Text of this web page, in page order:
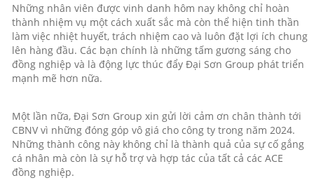
Những nhân viên được vinh danh hôm nay không chỉ hoàn
thành nhiệm vụ một cách xuất sắc mà còn thể hiện tinh thần
làm việc nhiệt huyết, trách nhiệm cao và luôn đặt lợi ích chung
lên hàng đầu. Các bạn chính là những tấm gương sáng cho
đồng nghiệp và là động lực thúc đẩy Đại Sơn Group phát triển
mạnh mẽ hơn nữa.
Một lần nữa, Đại Sơn Group xin gửi lời cảm ơn chân thành tới
CBNV vì những đóng góp vô giá cho công ty trong năm 2024.
Những thành công này không chỉ là thành quả của sự cố gắng
cá nhân mà còn là sự hỗ trợ và hợp tác của tất cả các ACE
đồng nghiệp.